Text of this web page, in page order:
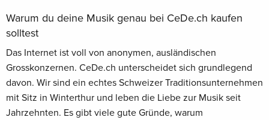
Warum du deine Musik genau bei CeDe.ch kaufen
solltest
Das Internet ist voll von anonymen, ausländischen
Grosskonzernen. CeDe.ch unterscheidet sich grundlegend
davon. Wir sind ein echtes Schweizer Traditionsunternehmen
mit Sitz in Winterthur und leben die Liebe zur Musik seit
Jahrzehnten. Es gibt viele gute Gründe, warum